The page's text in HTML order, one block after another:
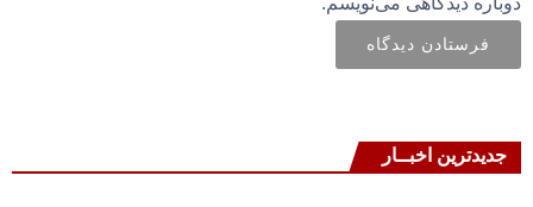
جدیدترین اخبــار